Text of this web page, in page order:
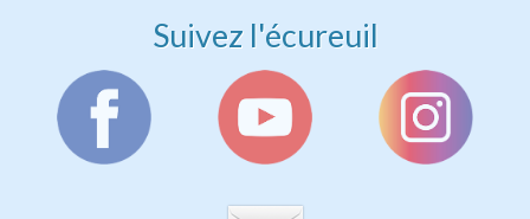
Suivez l'écureuil